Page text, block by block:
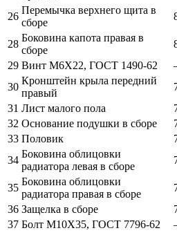
26
Перемычка верхнего щита в
сборе
28
Боковина капота правая в
сборе
29 Винт М6Х22, ГОСТ 1490-62
30
Кронштейн крыла передний
правый
31 Лист малого пола
32 Основание подушки в сборе
33 Половик
34
Боковина облицовки
радиатора левая в сборе
35
Боковина облицовки
радиатора правая в сборе
36 Защелка в сборе
37 Болт М10Х35, ГОСТ 7796-62